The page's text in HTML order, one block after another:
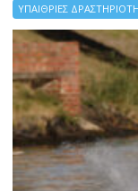
ΥΠΑΙΘΡΙΕΣ